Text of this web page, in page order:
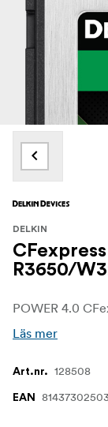
DELKIN
R3650/
Läs mer
Art.nr. 128508
EAN